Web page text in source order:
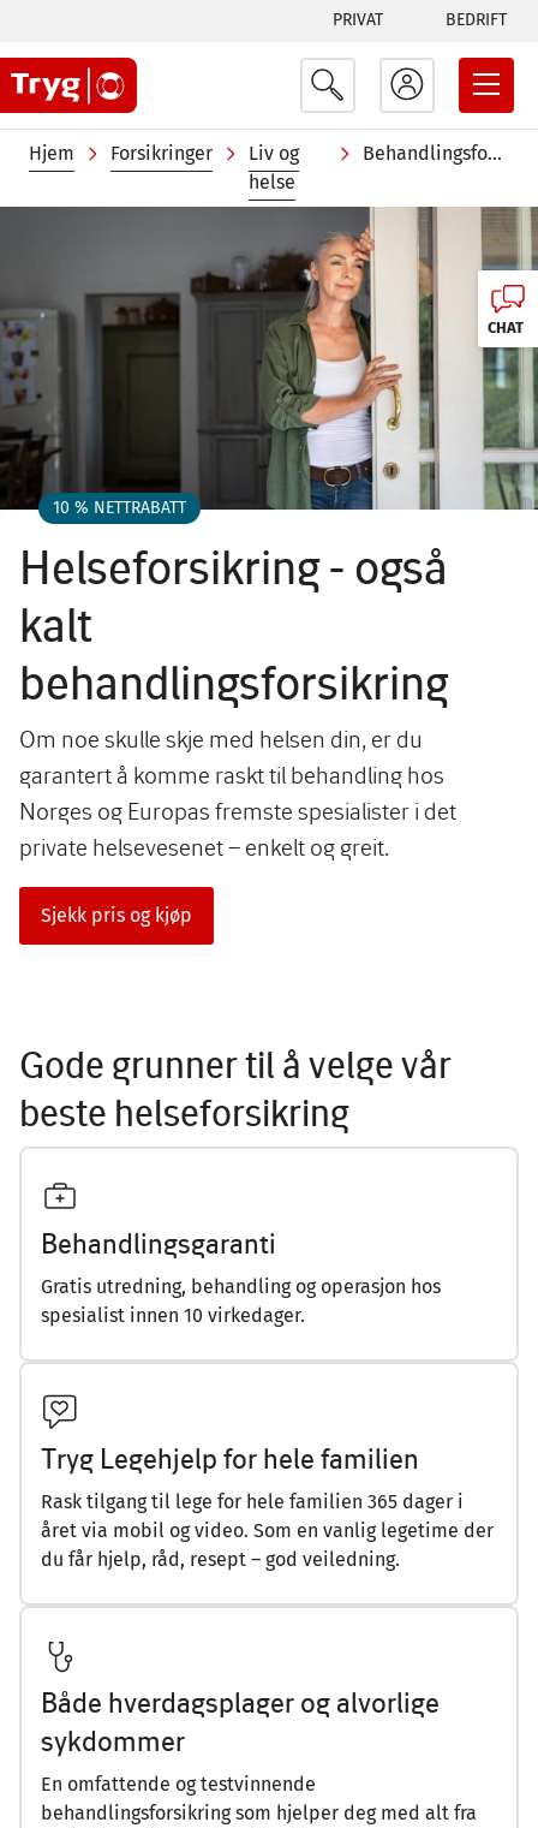
hovedinnhold
Tabs
menu
PRIVAT BEDRIFT
Navigasjonssti
Hjem Forsikringer
Liv og
helse
Behandlingsforsikring
10 % NETTRABATT
Helseforsikring - også
kalt
behandlingsforsikring
Om noe skulle skje med helsen din, er du
garantert å komme raskt til behandling hos
Norges og Europas fremste spesialister i det
private helsevesenet – enkelt og greit.
Sjekk pris og kjøp
Gode grunner til å velge vår
beste helseforsikring
Behandlingsgaranti
Gratis utredning, behandling og operasjon hos
spesialist innen 10 virkedager.
Tryg Legehjelp for hele familien
Rask tilgang til lege for hele familien 365 dager i
året via mobil og video. Som en vanlig legetime der
du får hjelp, råd, resept – god veiledning.
Både hverdagsplager og alvorlige
sykdommer
En omfattende og testvinnende
behandlingsforsikring som hjelper deg med alt fra
CHAT